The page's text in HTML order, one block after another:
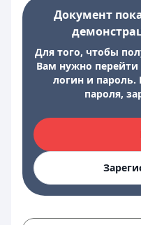
Документ
Для того, чтобы
Вам нужно перейти
логин и пароль.
пароля,